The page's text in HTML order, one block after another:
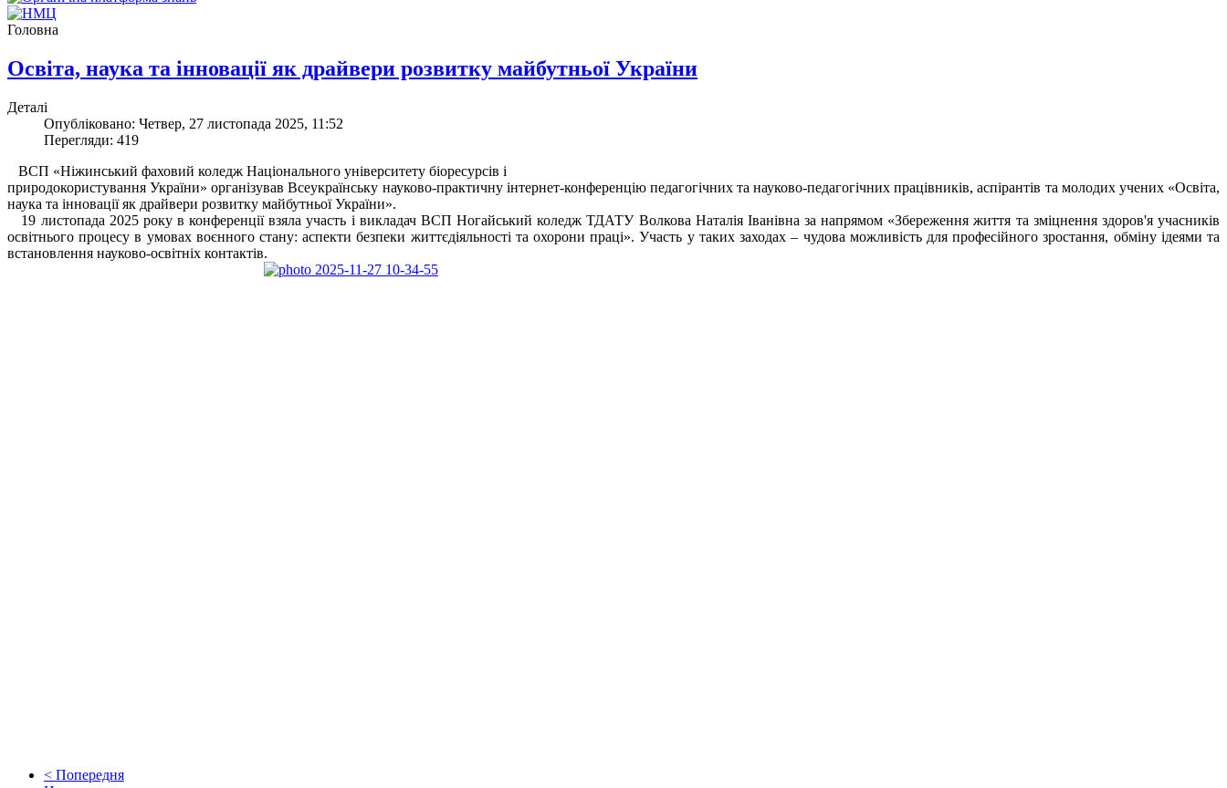
Головна
Освіта, наука та інновації як драйвери розвитку майбутньої України
Деталі
Опубліковано: Четвер, 27 листопада 2025, 11:52
Перегляди: 419
ВСП «Ніжинський фаховий коледж Національного університету біоресурсів і
природокористування України» організував Всеукраїнську науково-практичну інтернет-конференцію педагогічних та науково-педагогічних працівників, аспірантів та молодих учених «Освіта,
наука та інновації як драйвери розвитку майбутньої України».
19 листопада 2025 року в конференції взяла участь і викладач ВСП Ногайський коледж ТДАТУ Волкова Наталія Іванівна за напрямом «Збереження життя та зміцнення здоров'я учасників
освітнього процесу в умовах воєнного стану: аспекти безпеки життєдіяльності та охорони праці». Участь у таких заходах – чудова можливість для професійного зростання, обміну ідеями та
встановлення науково-освітніх контактів.
< Попередня